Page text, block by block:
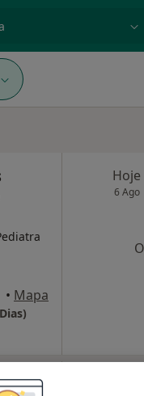
• Mapa
Hoje
6 Ago